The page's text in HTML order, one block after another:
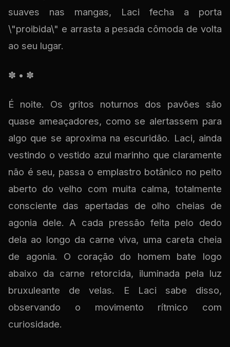
suaves nas mangas, Laci fecha a porta
\"proibida\" e arrasta a pesada cômoda de volta
ao seu lugar.
✽ • ✽
É noite. Os gritos noturnos dos pavões são
quase ameaçadores, como se alertassem para
algo que se aproxima na escuridão. Laci, ainda
vestindo o vestido azul marinho que claramente
não é seu, passa o emplastro botânico no peito
aberto do velho com muita calma, totalmente
consciente das apertadas de olho cheias de
agonia dele. A cada pressão feita pelo dedo
dela ao longo da carne viva, uma careta cheia
de agonia. O coração do homem bate logo
abaixo da carne retorcida, iluminada pela luz
bruxuleante de velas. E Laci sabe disso,
observando o movimento rítmico com
curiosidade.